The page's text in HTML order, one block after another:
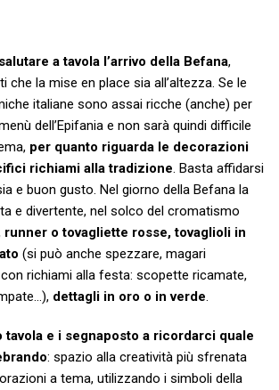
a tavola l’arrivo della Befana,
che la mise en place sia all’altezza. Se le
italiane sono assai ricche (anche) per
dell’Epifania e non sarà quindi difficile
per quanto riguarda le decorazioni
richiami alla tradizione . Basta affidarsi
e buon gusto. Nel giorno della Befana la
e divertente, nel solco del cromatismo
runner o tovagliette rosse, tovaglioli in
(si può anche spezzare, magari
richiami alla festa: scopette ricamate,
dettagli in oro o in verde
tavola e i segnaposto a ricordarci quale
: spazio alla creatività più sfrenata
a tema, utilizzando i simboli della